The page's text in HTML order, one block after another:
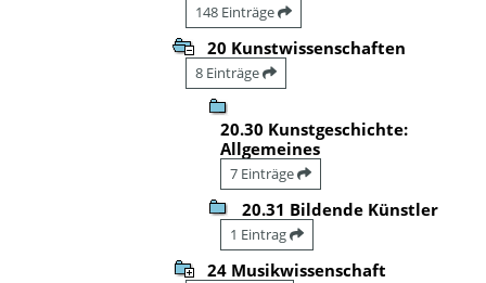
148 Einträge
20 Kunstwissenschaften
8 Einträge
20.30 Kunstgeschichte:
Allgemeines
7 Einträge
20.31 Bildende Künstler
1 Eintrag
24 Musikwissenschaft